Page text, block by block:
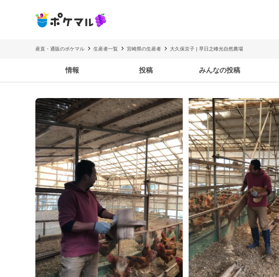
産直・通販のポケマル 生産者一覧 宮崎県の生産者 大久保京子 | 早日之峰光自然農場
情報 投稿 みんなの投稿